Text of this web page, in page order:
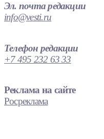
Эл. почта редакции
info@vesti.ru
Телефон редакции
+7 495 232 63 33
Реклама на сайте
Росреклама